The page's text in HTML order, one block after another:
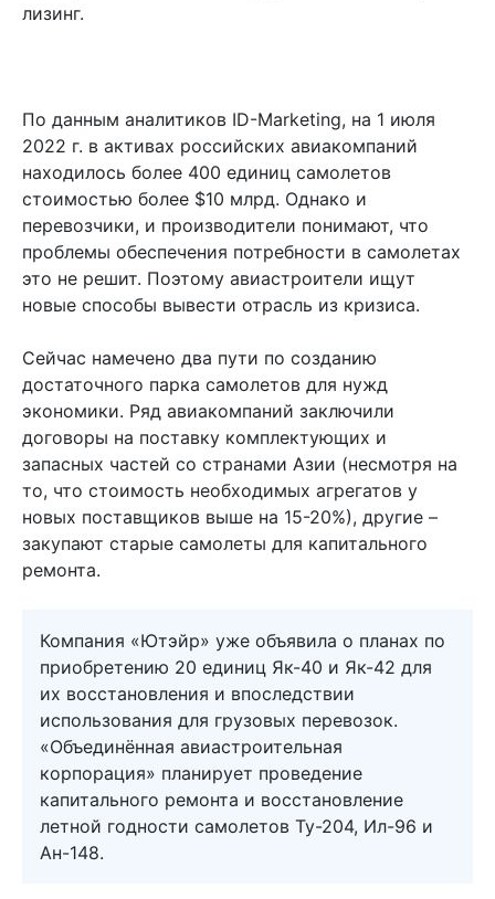
лизинг.
По данным аналитиков ID-Marketing, на 1 июля
2022 г. в активах российских авиакомпаний
находилось более 400 единиц самолетов
стоимостью более $10 млрд. Однако и
перевозчики, и производители понимают, что
проблемы обеспечения потребности в самолетах
это не решит. Поэтому авиастроители ищут
новые способы вывести отрасль из кризиса.
Сейчас намечено два пути по созданию
достаточного парка самолетов для нужд
экономики. Ряд авиакомпаний заключили
договоры на поставку комплектующих и
запасных частей со странами Азии (несмотря на
то, что стоимость необходимых агрегатов у
новых поставщиков выше на 15-20%), другие –
закупают старые самолеты для капитального
ремонта.
Компания «Ютэйр» уже объявила о планах по
приобретению 20 единиц Як-40 и Як-42 для
их восстановления и впоследствии
использования для грузовых перевозок.
«Объединённая авиастроительная
корпорация» планирует проведение
капитального ремонта и восстановление
летной годности самолетов Ту-204, Ил-96 и
Ан-148.